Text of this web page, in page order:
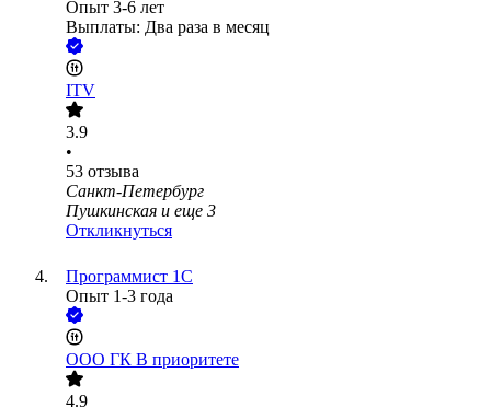
Опыт 3-6 лет
Выплаты: Два раза в месяц
ITV
3.9
•
53 отзыва
Санкт-Петербург
Пушкинская и еще 3
Откликнуться
Программист 1С
Опыт 1-3 года
ООО ГК В приоритете
4.9